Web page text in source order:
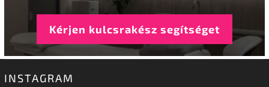
Kérjen kulcsrakész segítséget
INSTAGRAM